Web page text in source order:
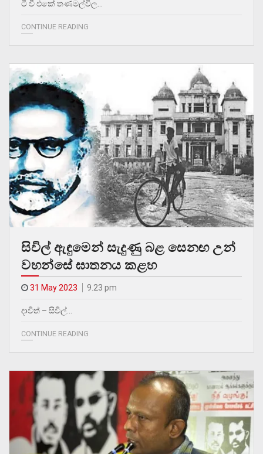
ටී වී එකේ තණමල්විල…
CONTINUE READING
සිවිල් ඇඳුමෙන් සැදුණු බළ සෙනඟ උන්
වහන්සේ ඝාතනය කළහ
31 May 2023 9.23 pm
දාවිත් – සිවිල්…
CONTINUE READING